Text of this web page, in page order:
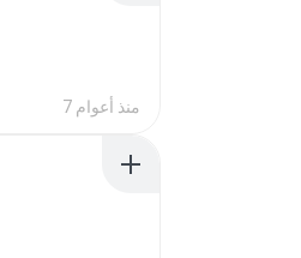
7 منذ أعوام